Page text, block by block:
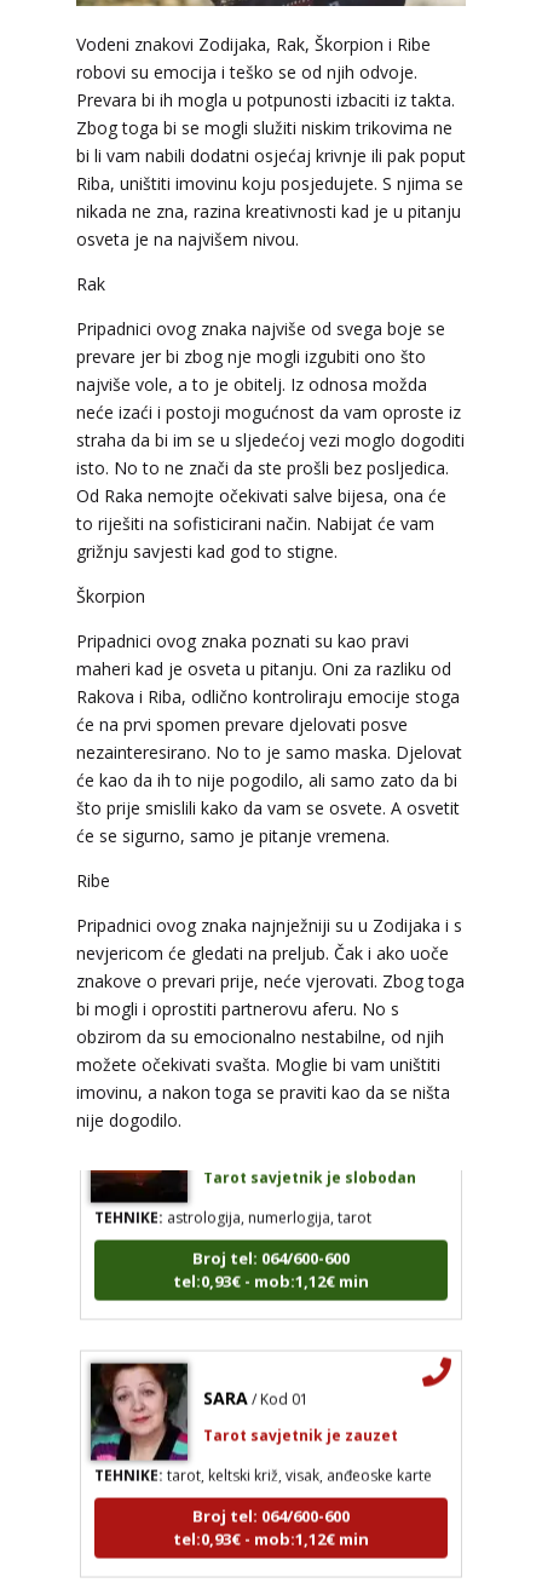
Vodeni znakovi Zodijaka, Rak, Škorpion i Ribe
robovi su emocija i teško se od njih odvoje.
Prevara bi ih mogla u potpunosti izbaciti iz takta.
Zbog toga bi se mogli služiti niskim trikovima ne
bi li vam nabili dodatni osjećaj krivnje ili pak poput
Riba, uništiti imovinu koju posjedujete. S njima se
nikada ne zna, razina kreativnosti kad je u pitanju
osveta je na najvišem nivou.
Rak
Pripadnici ovog znaka najviše od svega boje se
prevare jer bi zbog nje mogli izgubiti ono što
najviše vole, a to je obitelj. Iz odnosa možda
neće izaći i postoji mogućnost da vam oproste iz
straha da bi im se u sljedećoj vezi moglo dogoditi
isto. No to ne znači da ste prošli bez posljedica.
Od Raka nemojte očekivati salve bijesa, ona će
to riješiti na sofisticirani način. Nabijat će vam
grižnju savjesti kad god to stigne.
Škorpion
Pripadnici ovog znaka poznati su kao pravi
maheri kad je osveta u pitanju. Oni za razliku od
Rakova i Riba, odlično kontroliraju emocije stoga
će na prvi spomen prevare djelovati posve
nezainteresirano. No to je samo maska. Djelovat
će kao da ih to nije pogodilo, ali samo zato da bi
što prije smislili kako da vam se osvete. A osvetit
će se sigurno, samo je pitanje vremena.
Ribe
Pripadnici ovog znaka najnježniji su u Zodijaka i s
nevjericom će gledati na preljub. Čak i ako uoče
znakove o prevari prije, neće vjerovati. Zbog toga
bi mogli i oprostiti partnerovu aferu. No s
obzirom da su emocionalno nestabilne, od njih
možete očekivati svašta. Moglie bi vam uništiti
imovinu, a nakon toga se praviti kao da se ništa
nije dogodilo.
TEHNIKE:
astrologija, sudbinske karte, tarot
Broj tel: 064/600-600
tel:0,93€ - mob:1,12€ min
SANJA / Kod 07
numerologija, astro tarot
Broj tel: 064/600-600
tel:0,93€ - mob:1,12€ min
TEHNIKE:
astrologija, numerlogija, tarot
Broj tel: 064/600-600
tel:0,93€ - mob:1,12€ min
Tarot savjetnik je zauzet
TEHNIKE: tarot, keltski križ, visak, anđeoske karte
Broj tel: 064/600-600
tel:0,93€ - mob:1,12€ min